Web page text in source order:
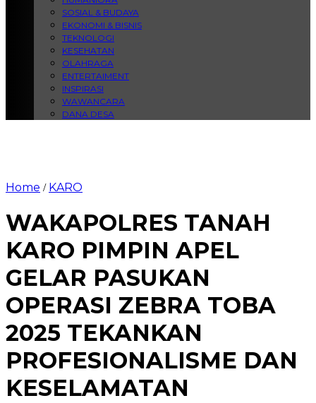
SOSIAL & BUDAYA
EKONOMI & BISNIS
TEKNOLOGI
KESEHATAN
OLAHRAGA
ENTERTAIMENT
INSPIRASI
WAWANCARA
DANA DESA
Home / KARO
WAKAPOLRES TANAH
KARO PIMPIN APEL
GELAR PASUKAN
OPERASI ZEBRA TOBA
2025 TEKANKAN
PROFESIONALISME DAN
KESELAMATAN